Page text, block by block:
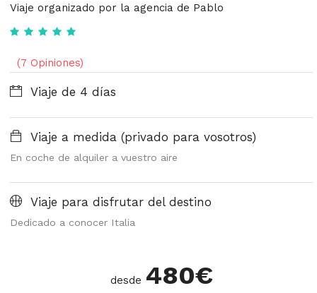
Viaje organizado por la agencia de Pablo
(7 Opiniones)
Viaje de 4 días
Viaje a medida (privado para vosotros)
En coche de alquiler a vuestro aire
Viaje para disfrutar del destino
Dedicado a conocer Italia
desde 480€